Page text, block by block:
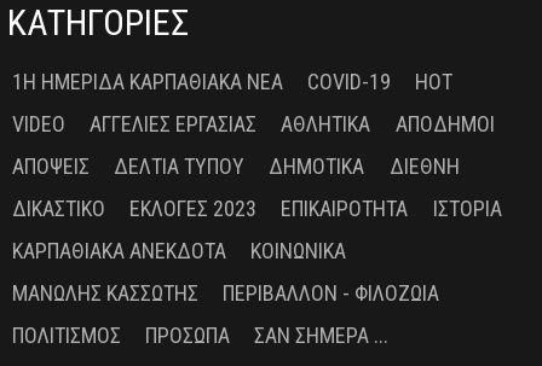
ΚΑΤΗΓΟΡΙΕΣ
1Η ΗΜΕΡΊΔΑ ΚΑΡΠΑΘΙΑΚΆ ΝΈΑ COVID-19
HOT
VIDEO
ΑΓΓΕΛΊΕΣ ΕΡΓΑΣΊΑΣ ΑΘΛΗΤΙΚΆ
ΑΠΌΔΗΜΟΙ
ΑΠΌΨΕΙΣ
ΔΕΛΤΊΑ ΤΎΠΟΥ ΔΗΜΟΤΙΚΆ
ΔΙΕΘΝΉ
ΔΙΚΑΣΤΙΚΌ
ΕΚΛΟΓΈΣ 2023 ΕΠΙΚΑΙΡΌΤΗΤΑ
ΙΣΤΟΡΊΑ
ΚΑΡΠΑΘΙΑΚΆ ΑΝΈΚΔΟΤΑ
ΚΟΙΝΩΝΙΚΆ
ΜΑΝΏΛΗΣ ΚΑΣΣΏΤΗΣ
ΠΕΡΙΒΆΛΛΟΝ - ΦΙΛΟΖΩΊΑ
ΠΟΛΙΤΙΣΜΌΣ
ΠΡΌΣΩΠΑ
ΣΑΝ ΣΉΜΕΡΑ ...